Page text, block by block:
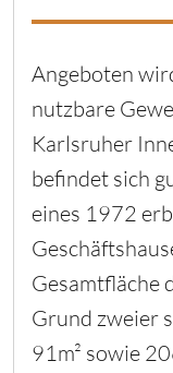
Angeboten
nutzbare
Karlsruher
befindet sich
eines 1972
Gesamtfläche
Grund zweier
91m² sowie